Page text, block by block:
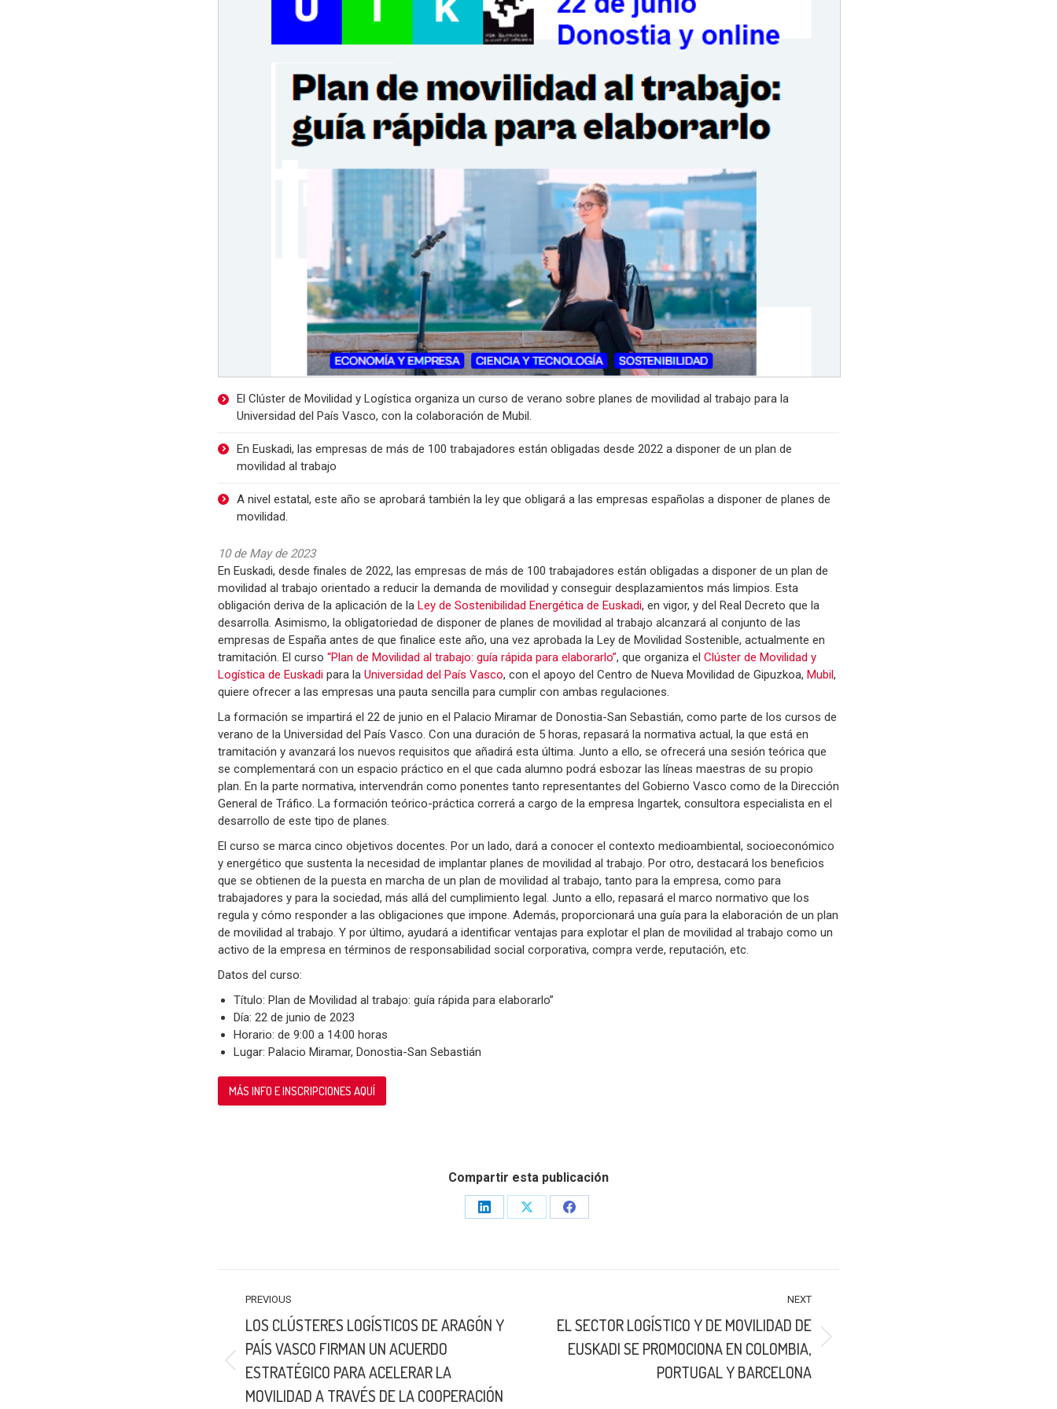
El Clúster de Movilidad y Logística organiza un curso de verano sobre planes de movilidad al trabajo para la
Universidad del País Vasco, con la colaboración de Mubil.
En Euskadi, las empresas de más de 100 trabajadores están obligadas desde 2022 a disponer de un plan de
movilidad al trabajo
A nivel estatal, este año se aprobará también la ley que obligará a las empresas españolas a disponer de planes de
movilidad.
10 de May de 2023
En Euskadi, desde finales de 2022, las empresas de más de 100 trabajadores están obligadas a disponer de un plan de
movilidad al trabajo orientado a reducir la demanda de movilidad y conseguir desplazamientos más limpios. Esta
obligación deriva de la aplicación de la Ley de Sostenibilidad Energética de Euskadi, en vigor, y del Real Decreto que la
desarrolla. Asimismo, la obligatoriedad de disponer de planes de movilidad al trabajo alcanzará al conjunto de las
empresas de España antes de que finalice este año, una vez aprobada la Ley de Movilidad Sostenible, actualmente en
tramitación. El curso “Plan de Movilidad al trabajo: guía rápida para elaborarlo”, que organiza el Clúster de Movilidad y
Logística de Euskadi para la Universidad del País Vasco, con el apoyo del Centro de Nueva Movilidad de Gipuzkoa, Mubil,
quiere ofrecer a las empresas una pauta sencilla para cumplir con ambas regulaciones.
La formación se impartirá el 22 de junio en el Palacio Miramar de Donostia-San Sebastián, como parte de los cursos de
verano de la Universidad del País Vasco. Con una duración de 5 horas, repasará la normativa actual, la que está en
tramitación y avanzará los nuevos requisitos que añadirá esta última. Junto a ello, se ofrecerá una sesión teórica que
se complementará con un espacio práctico en el que cada alumno podrá esbozar las líneas maestras de su propio
plan. En la parte normativa, intervendrán como ponentes tanto representantes del Gobierno Vasco como de la Dirección
General de Tráfico. La formación teórico-práctica correrá a cargo de la empresa Ingartek, consultora especialista en el
desarrollo de este tipo de planes.
El curso se marca cinco objetivos docentes. Por un lado, dará a conocer el contexto medioambiental, socioeconómico
y energético que sustenta la necesidad de implantar planes de movilidad al trabajo. Por otro, destacará los beneficios
que se obtienen de la puesta en marcha de un plan de movilidad al trabajo, tanto para la empresa, como para
trabajadores y para la sociedad, más allá del cumplimiento legal. Junto a ello, repasará el marco normativo que los
regula y cómo responder a las obligaciones que impone. Además, proporcionará una guía para la elaboración de un plan
de movilidad al trabajo. Y por último, ayudará a identificar ventajas para explotar el plan de movilidad al trabajo como un
activo de la empresa en términos de responsabilidad social corporativa, compra verde, reputación, etc.
Datos del curso:
Título: Plan de Movilidad al trabajo: guía rápida para elaborarlo”
Día: 22 de junio de 2023
Horario: de 9:00 a 14:00 horas
Lugar: Palacio Miramar, Donostia-San Sebastián
MÁS INFO E INSCRIPCIONES AQUÍ
Compartir esta publicación
Share
Share
Share
NAVIGATION
PREVIOUS
Previous
LOS CLÚSTERES LOGÍSTICOS DE ARAGÓN Y
PAÍS VASCO FIRMAN UN ACUERDO
ESTRATÉGICO PARA ACELERAR LA
MOVILIDAD A TRAVÉS DE LA COOPERACIÓN
NEXT
Next
EL SECTOR LOGÍSTICO Y DE MOVILIDAD DE
EUSKADI SE PROMOCIONA EN COLOMBIA,
PORTUGAL Y BARCELONA